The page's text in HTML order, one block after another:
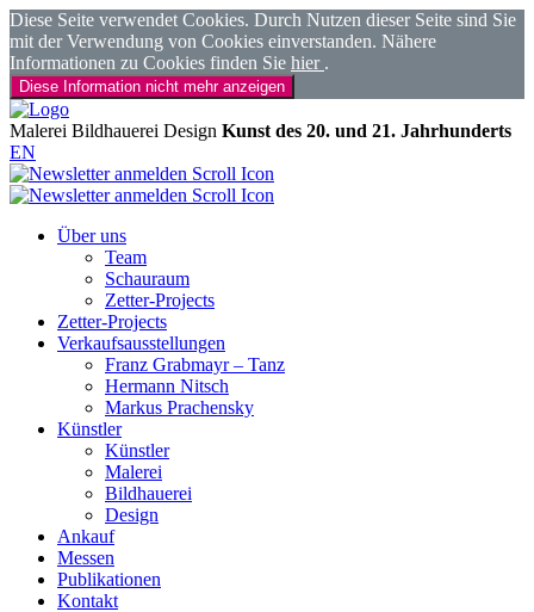
Diese Seite verwendet Cookies. Durch Nutzen dieser Seite sind Sie
mit der Verwendung von Cookies einverstanden. Nähere
Informationen zu Cookies finden Sie hier .
Diese Information nicht mehr anzeigen
Malerei Bildhauerei Design Kunst des 20. und 21. Jahrhunderts
EN
Über uns
Team
Schauraum
Zetter-Projects
Zetter-Projects
Verkaufsausstellungen
Franz Grabmayr – Tanz
Hermann Nitsch
Markus Prachensky
Künstler
Künstler
Malerei
Bildhauerei
Design
Ankauf
Messen
Publikationen
Kontakt